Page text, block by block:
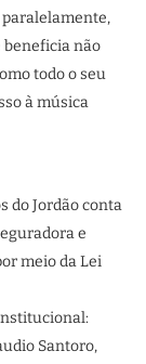
beneficia não
todo o seu
à música
do Jordão conta
e
meio da Lei
Santoro,